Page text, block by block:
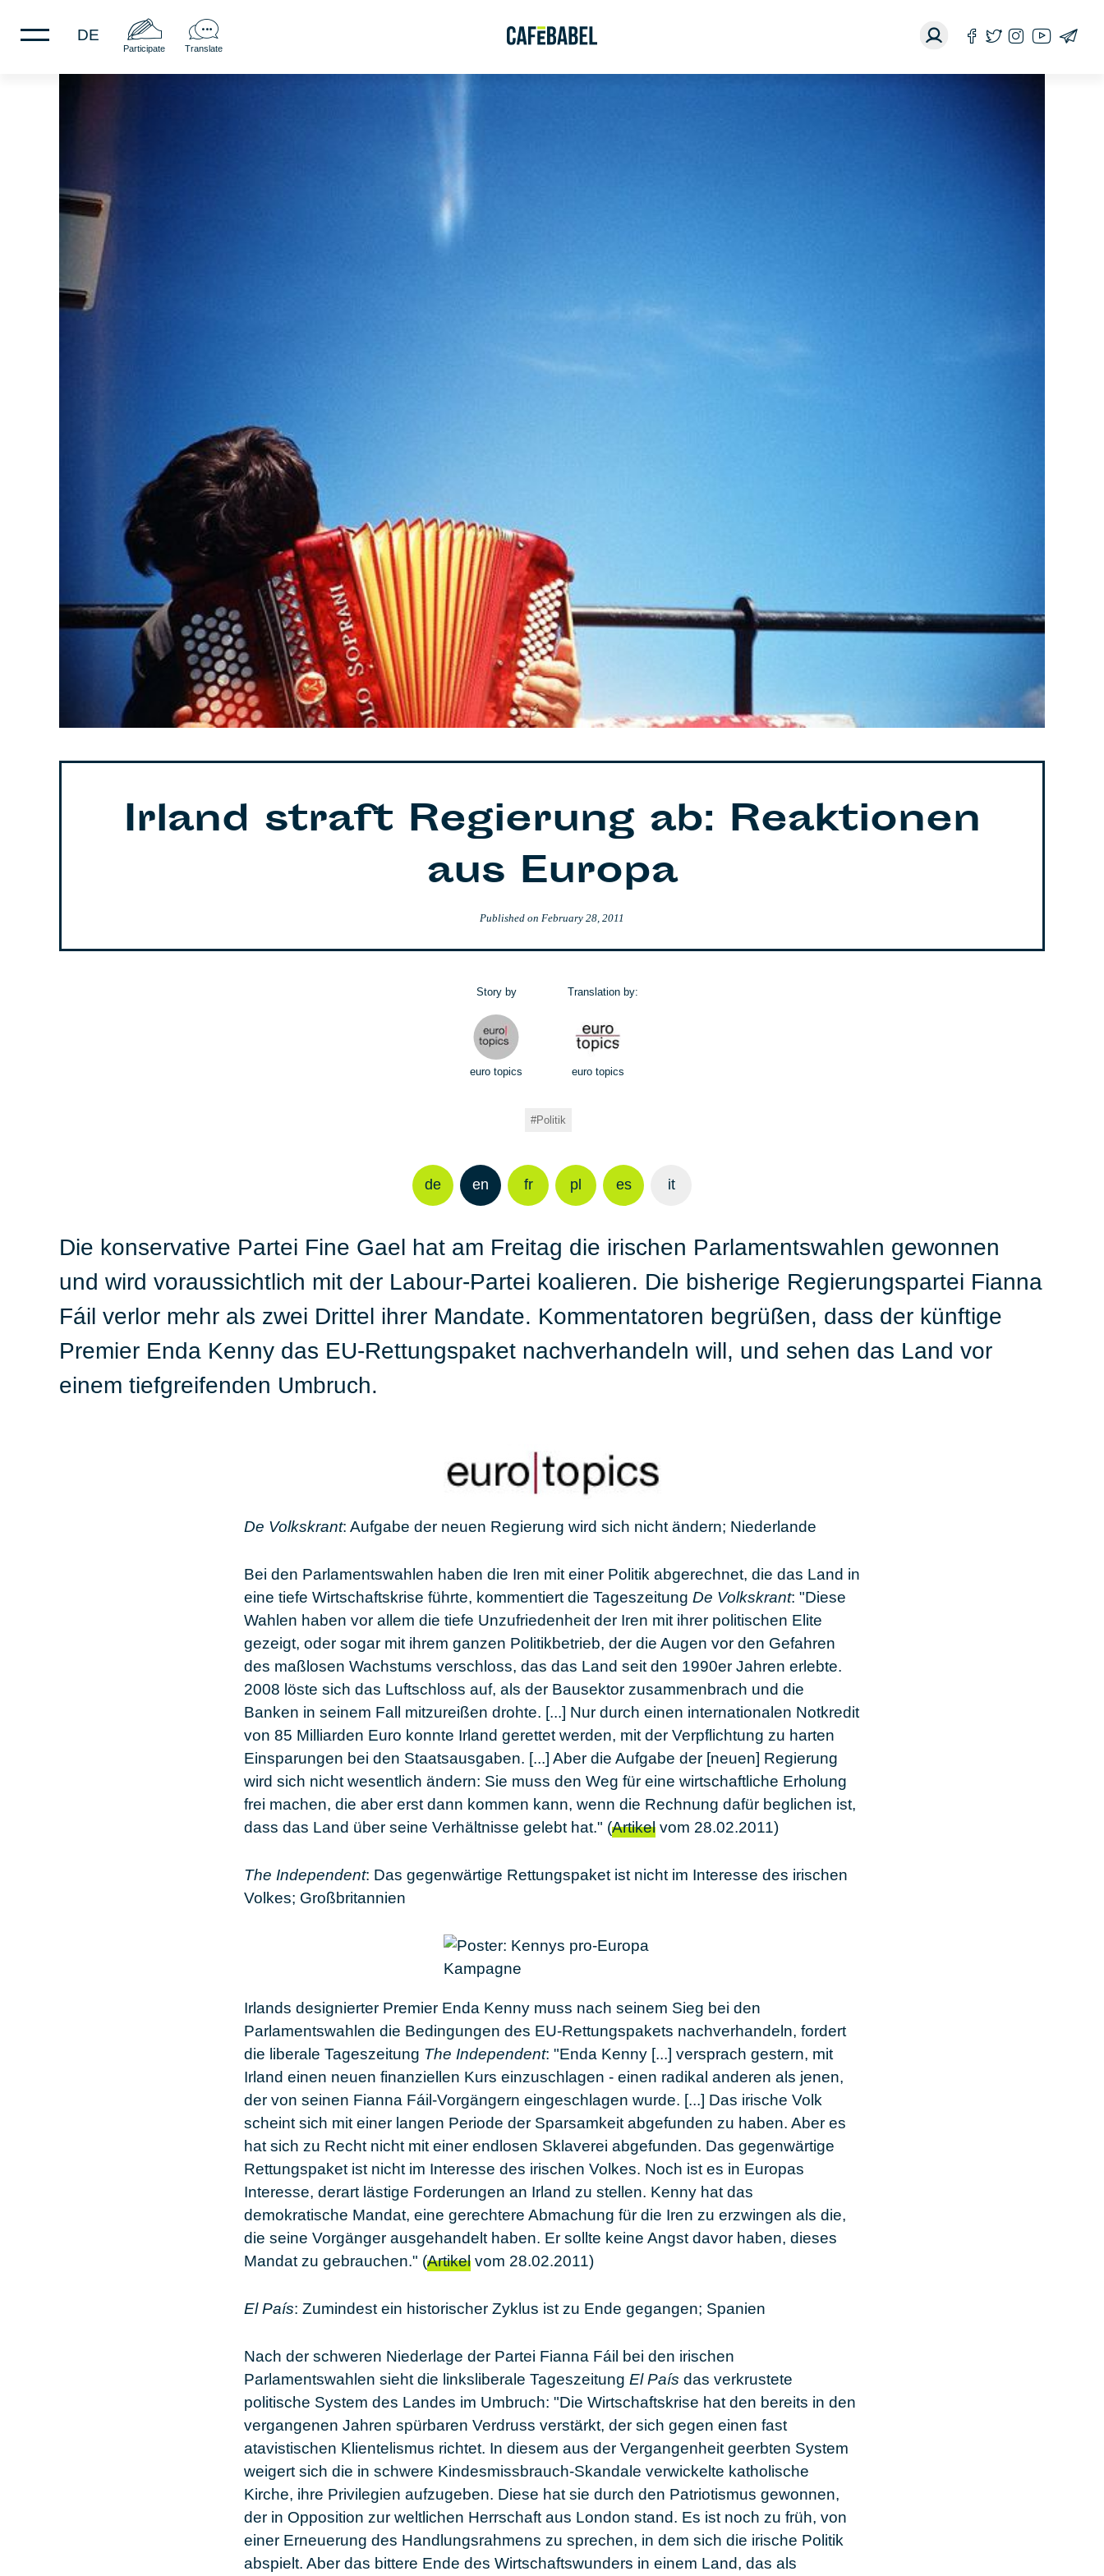
Participate Translate
DE
Irland straft Regierung ab: Reaktionen
aus Europa
Published on February 28, 2011
Story by
euro topics
Translation by:
euro topics
Politik
de en fr pl es it
Die konservative Partei Fine Gael hat am Freitag die irischen Parlamentswahlen gewonnen
und wird voraussichtlich mit der Labour-Partei koalieren. Die bisherige Regierungspartei Fianna
Fáil verlor mehr als zwei Drittel ihrer Mandate. Kommentatoren begrüßen, dass der künftige
Premier Enda Kenny das EU-Rettungspaket nachverhandeln will, und sehen das Land vor
einem tiefgreifenden Umbruch.
De Volkskrant: Aufgabe der neuen Regierung wird sich nicht ändern; Niederlande
Bei den Parlamentswahlen haben die Iren mit einer Politik abgerechnet, die das Land in
eine tiefe Wirtschaftskrise führte, kommentiert die Tageszeitung De Volkskrant: "Diese
Wahlen haben vor allem die tiefe Unzufriedenheit der Iren mit ihrer politischen Elite
gezeigt, oder sogar mit ihrem ganzen Politikbetrieb, der die Augen vor den Gefahren
des maßlosen Wachstums verschloss, das das Land seit den 1990er Jahren erlebte.
2008 löste sich das Luftschloss auf, als der Bausektor zusammenbrach und die
Banken in seinem Fall mitzureißen drohte. [...] Nur durch einen internationalen Notkredit
von 85 Milliarden Euro konnte Irland gerettet werden, mit der Verpflichtung zu harten
Einsparungen bei den Staatsausgaben. [...] Aber die Aufgabe der [neuen] Regierung
wird sich nicht wesentlich ändern: Sie muss den Weg für eine wirtschaftliche Erholung
frei machen, die aber erst dann kommen kann, wenn die Rechnung dafür beglichen ist,
dass das Land über seine Verhältnisse gelebt hat." (Artikel vom 28.02.2011)
The Independent: Das gegenwärtige Rettungspaket ist nicht im Interesse des irischen
Volkes; Großbritannien
Irlands designierter Premier Enda Kenny muss nach seinem Sieg bei den
Parlamentswahlen die Bedingungen des EU-Rettungspakets nachverhandeln, fordert
die liberale Tageszeitung The Independent: "Enda Kenny [...] versprach gestern, mit
Irland einen neuen finanziellen Kurs einzuschlagen - einen radikal anderen als jenen,
der von seinen Fianna Fáil-Vorgängern eingeschlagen wurde. [...] Das irische Volk
scheint sich mit einer langen Periode der Sparsamkeit abgefunden zu haben. Aber es
hat sich zu Recht nicht mit einer endlosen Sklaverei abgefunden. Das gegenwärtige
Rettungspaket ist nicht im Interesse des irischen Volkes. Noch ist es in Europas
Interesse, derart lästige Forderungen an Irland zu stellen. Kenny hat das
demokratische Mandat, eine gerechtere Abmachung für die Iren zu erzwingen als die,
die seine Vorgänger ausgehandelt haben. Er sollte keine Angst davor haben, dieses
Mandat zu gebrauchen." (Artikel vom 28.02.2011)
El País: Zumindest ein historischer Zyklus ist zu Ende gegangen; Spanien
Nach der schweren Niederlage der Partei Fianna Fáil bei den irischen
Parlamentswahlen sieht die linksliberale Tageszeitung El País das verkrustete
politische System des Landes im Umbruch: "Die Wirtschaftskrise hat den bereits in den
vergangenen Jahren spürbaren Verdruss verstärkt, der sich gegen einen fast
atavistischen Klientelismus richtet. In diesem aus der Vergangenheit geerbten System
weigert sich die in schwere Kindesmissbrauch-Skandale verwickelte katholische
Kirche, ihre Privilegien aufzugeben. Diese hat sie durch den Patriotismus gewonnen,
der in Opposition zur weltlichen Herrschaft aus London stand. Es ist noch zu früh, von
einer Erneuerung des Handlungsrahmens zu sprechen, in dem sich die irische Politik
abspielt. Aber das bittere Ende des Wirtschaftswunders in einem Land, das als